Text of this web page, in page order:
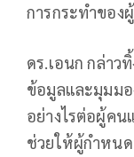
การกระทำของ
ดร.เอนก กล่าว
ข้อมูลและมุมม
อย่างไรต่อผู้คน
ช่วยให้ผู้กำหนด